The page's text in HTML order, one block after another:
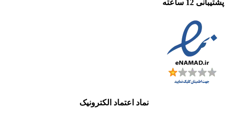
پشتیبانی 12 ساعته
نماد اعتماد الکترونیک